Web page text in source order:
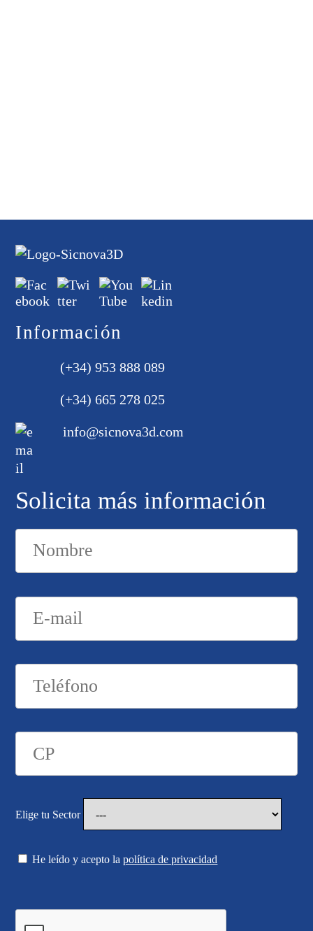
Información
(+34) 953 888 089
(+34) 665 278 025
info@sicnova3d.com
Solicita más información
Elige tu Sector
He leído y acepto lapolítica de privacidad